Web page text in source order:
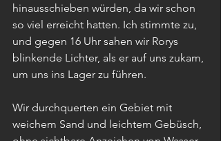
hinausschieben würden, da wir schon
so viel erreicht hatten. Ich stimmte zu,
und gegen 16 Uhr sahen wir Rorys
blinkende Lichter, als er auf uns zukam,
um uns ins Lager zu führen.
Wir durchquerten ein Gebiet mit
weichem Sand und leichtem Gebüsch,